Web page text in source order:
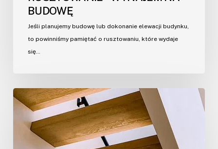
BUDOWĘ
Jeśli planujemy budowę lub dokonanie elewacji budynku,
to powinniśmy pamiętać o rusztowaniu, które wydaje
się…